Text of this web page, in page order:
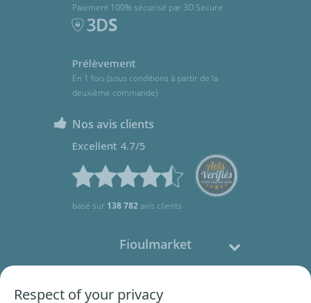
Paiement 100% sécurisé par 3D Secure
Prélèvement
En 1 fois (sous conditions à partir de la
deuxième commande)
Nos avis clients
Excellent 4.7/5
basé sur 138 782avis clients
Fioulmarket
Respect of your privacy